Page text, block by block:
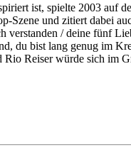
ist, spielte 2003
und zitiert dabei
/ deine fünf
du bist lang genug im
Reiser würde sich im